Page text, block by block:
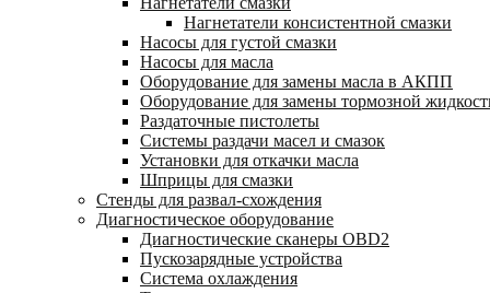
Нагнетатели консистентной смазки
Насосы для густой смазки
Насосы для масла
Оборудование для замены масла в АКПП
Оборудование для замены тормозной
Раздаточные пистолеты
Системы раздачи масел и смазок
Установки для откачки масла
Шприцы для смазки
Стенды для развал-схождения
Диагностическое оборудование
Диагностические сканеры OBD2
Пускозарядные устройства
Система охлаждения